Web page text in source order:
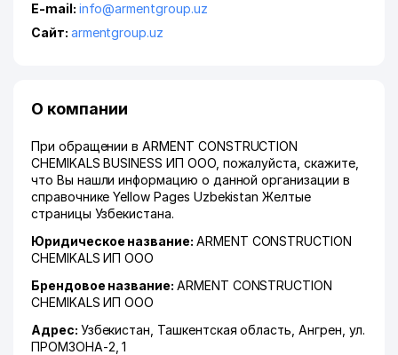
E-mail: info@armentgroup.uz
Сайт: armentgroup.uz
О компании
При обращении в ARMENT CONSTRUCTION
CHEMIKALS BUSINESS ИП ООО, пожалуйста, скажите,
что Вы нашли информацию о данной организации в
справочнике Yellow Pages Uzbekistan Желтые
страницы Узбекистана.
Юридическое название: ARMENT CONSTRUCTION
CHEMIKALS ИП ООО
Брендовое название: ARMENT CONSTRUCTION
CHEMIKALS ИП ООО
Адрес: Узбекистан, Ташкентская область ,Ангрен ул.
ПРОМЗОНА-2 , 1